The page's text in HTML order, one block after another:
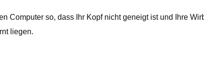
Computer so, dass Ihr Kopf nicht geneigt ist und Ihre
liegen.